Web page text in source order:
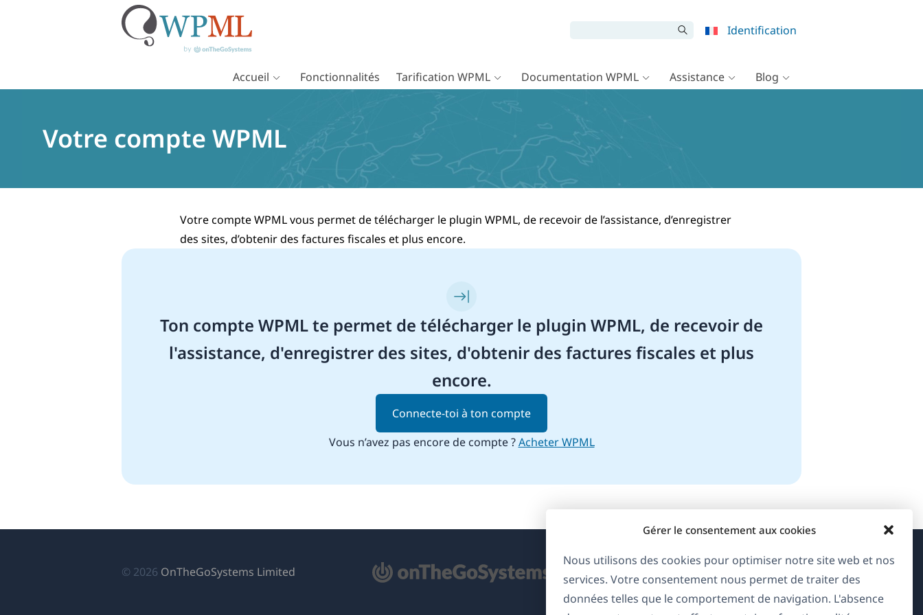
Gérer le consentement aux cookies
Nous utilisons des cookies pour optimiser notre site web et nos
services. Votre consentement nous permet de traiter des
données telles que le comportement de navigation. L'absence
Identification
Accueil Fonctionnalités Tarification WPML Documentation WPML Assistance Blog
Votre compte WPML
Votre compte WPML vous permet de télécharger le plugin WPML, de recevoir de l’assistance, d’enregistrer
des sites, d’obtenir des factures fiscales et plus encore.
Ton compte WPML te permet de télécharger le plugin WPML, de recevoir de
l'assistance, d'enregistrer des sites, d'obtenir des factures fiscales et plus
encore.
Connecte-toi à ton compte
Vous n’avez pas encore de compte ?Acheter WPML
© 2026 OnTheGoSystems Limited
À propos de WPML
RGPD & Politique de confidentialité